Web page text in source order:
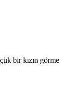
bir kızın görme